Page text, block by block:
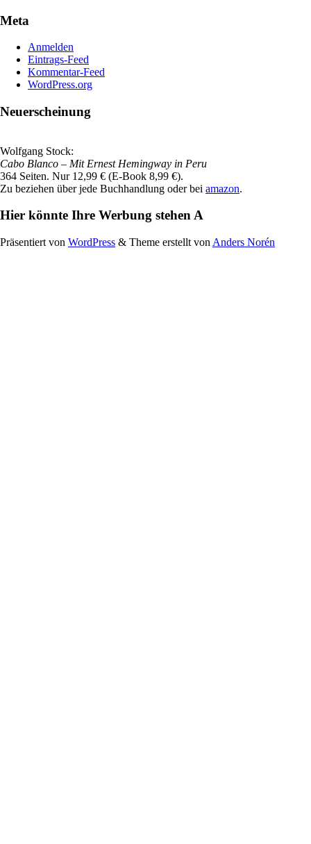
Meta
Anmelden
Eintrags-Feed
Kommentar-Feed
WordPress.org
Neuerscheinung
Wolfgang Stock:
Cabo Blanco – Mit Ernest Hemingway in Peru
364 Seiten. Nur 12,99 € (E-Book 8,99 €).
Zu beziehen über jede Buchhandlung oder bei amazon.
Hier könnte Ihre Werbung stehen A
Präsentiert von WordPress & Theme erstellt von Anders Norén